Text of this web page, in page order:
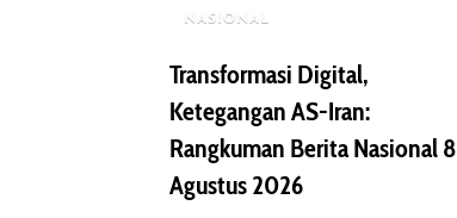
NASIONAL
Transformasi Digital,
Ketegangan AS-Iran:
Rangkuman Berita Nasional 8
Agustus 2026